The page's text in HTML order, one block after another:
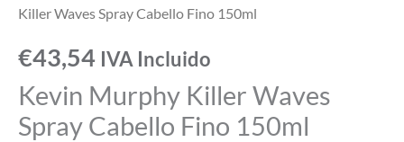
Killer Waves Spray Cabello Fino 150ml
€43,54 IVA Incluido
Kevin Murphy Killer Waves
Spray Cabello Fino 150ml